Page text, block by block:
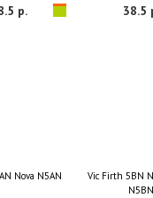
р. 38.5
Nova N5AN
Vic Firth 5BN